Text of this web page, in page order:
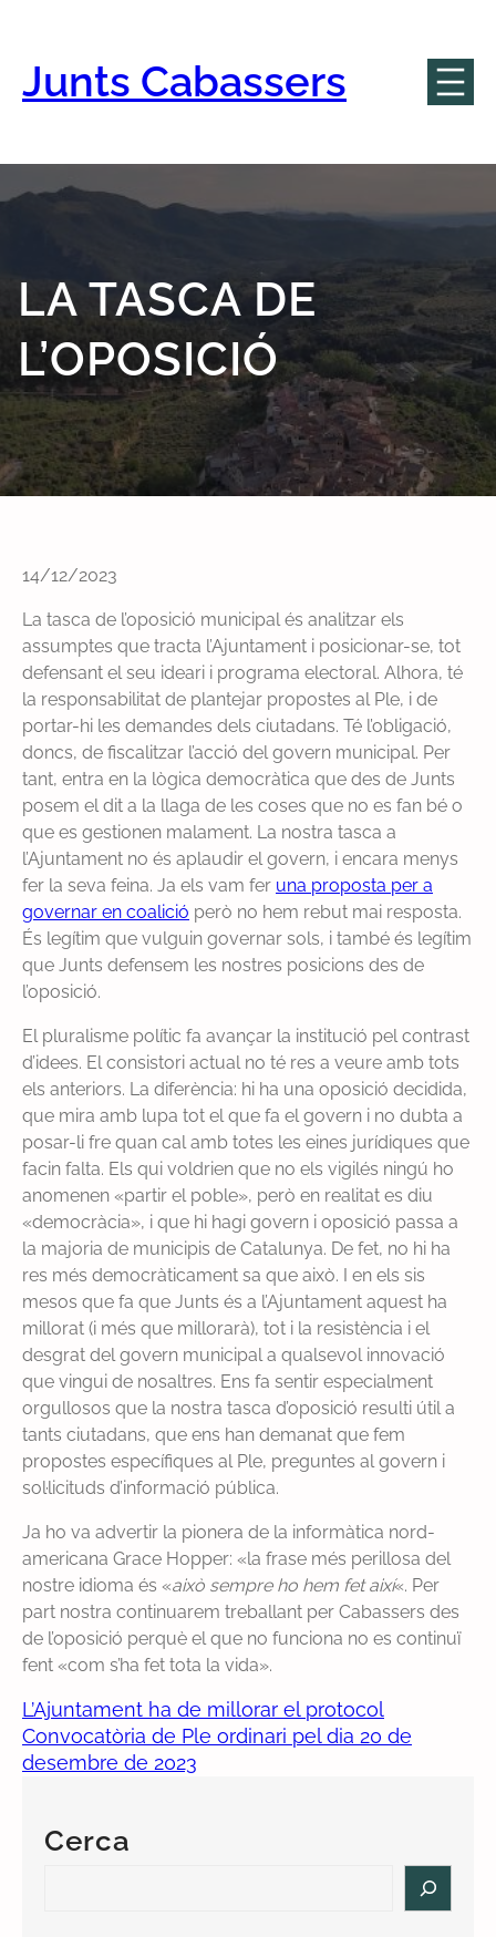
contingut
Junts Cabassers
LA TASCA DE
L’OPOSICIÓ
14/12/2023
La tasca de l’oposició municipal és analitzar els
assumptes que tracta l’Ajuntament i posicionar-se, tot
defensant el seu ideari i programa electoral. Alhora, té
la responsabilitat de plantejar propostes al Ple, i de
portar-hi les demandes dels ciutadans. Té l’obligació,
doncs, de fiscalitzar l’acció del govern municipal. Per
tant, entra en la lògica democràtica que des de Junts
posem el dit a la llaga de les coses que no es fan bé o
que es gestionen malament. La nostra tasca a
l’Ajuntament no és aplaudir el govern, i encara menys
fer la seva feina. Ja els vam fer una proposta per a
governar en coalició però no hem rebut mai resposta.
És legítim que vulguin governar sols, i també és legítim
que Junts defensem les nostres posicions des de
l’oposició.
El pluralisme polític fa avançar la institució pel contrast
d’idees. El consistori actual no té res a veure amb tots
els anteriors. La diferència: hi ha una oposició decidida,
que mira amb lupa tot el que fa el govern i no dubta a
posar-li fre quan cal amb totes les eines jurídiques que
facin falta. Els qui voldrien que no els vigilés ningú ho
anomenen «partir el poble», però en realitat es diu
«democràcia», i que hi hagi govern i oposició passa a
la majoria de municipis de Catalunya. De fet, no hi ha
res més democràticament sa que això. I en els sis
mesos que fa que Junts és a l’Ajuntament aquest ha
millorat (i més que millorarà), tot i la resistència i el
desgrat del govern municipal a qualsevol innovació
que vingui de nosaltres. Ens fa sentir especialment
orgullosos que la nostra tasca d’oposició resulti útil a
tants ciutadans, que ens han demanat que fem
propostes específiques al Ple, preguntes al govern i
sol·licituds d’informació pública.
Ja ho va advertir la pionera de la informàtica nord-
americana Grace Hopper: «la frase més perillosa del
nostre idioma és «això sempre ho hem fet així«. Per
part nostra continuarem treballant per Cabassers des
de l’oposició perquè el que no funciona no es continuï
fent «com s’ha fet tota la vida».
L’Ajuntament ha de millorar el protocol
Convocatòria de Ple ordinari pel dia 20 de
desembre de 2023
Cerca